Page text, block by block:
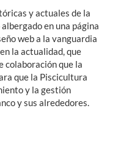
y actuales de la
en una página
web a la vanguardia
la actualidad, que
colaboración que la
que la Piscicultura
y la gestión
y sus alrededores.